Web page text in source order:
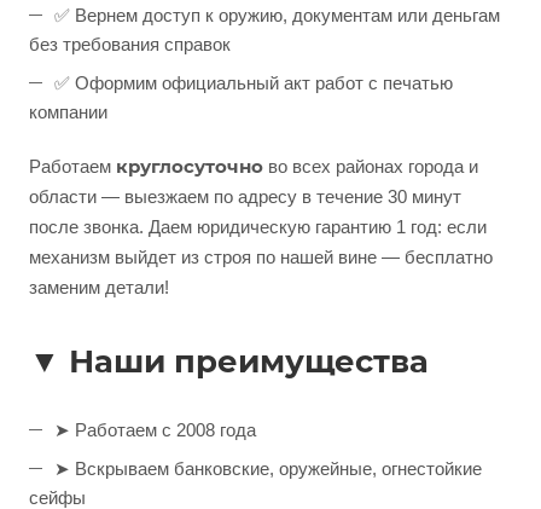
✅ Вернем доступ к оружию, документам или деньгам
без требования справок
✅ Оформим официальный акт работ с печатью
компании
Работаем круглосуточно во всех районах города и
области — выезжаем по адресу в течение 30 минут
после звонка. Даем юридическую гарантию 1 год: если
механизм выйдет из строя по нашей вине — бесплатно
заменим детали!
▼ Наши преимущества
➤ Работаем с 2008 года
➤ Вскрываем банковские, оружейные, огнестойкие
сейфы